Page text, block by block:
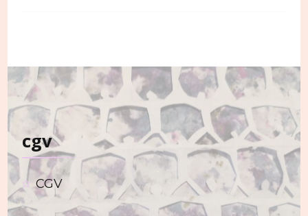
cgv
CGV